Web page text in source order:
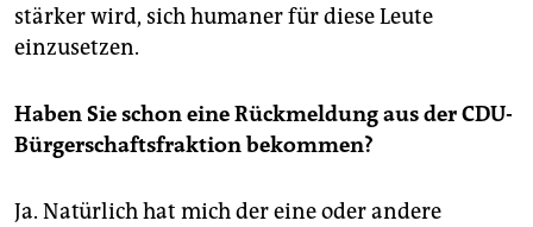
stärker wird, sich humaner für diese Leute
einzusetzen.
Haben Sie schon eine Rückmeldung aus der CDU-
Bürgerschaftsfraktion bekommen?
Ja. Natürlich hat mich der eine oder andere